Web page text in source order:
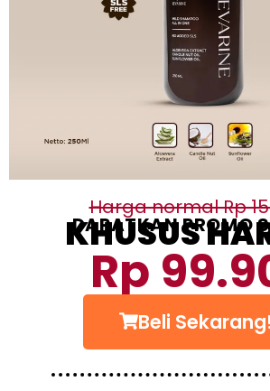
Harga normal Rp
DAPATKAN PROMO
KHUSUS
Rp
Beli